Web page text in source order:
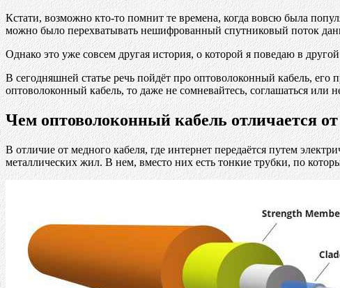
Кстати, возможно кто-то помнит те времена, когда вовсю была
можно было перехватывать нешифрованный спутниковый поток
Однако это уже совсем другая история, о которой я поведаю в другой
В сегодняшней статье речь пойдёт про оптоволоконный кабель,
оптоволоконный кабель, то даже не сомневайтесь, соглашаться или
Чем оптоволоконный кабель отличается
В отличие от медного кабеля, где интернет передаётся путем
металлических жил. В нем, вместо них есть тонкие трубки, по